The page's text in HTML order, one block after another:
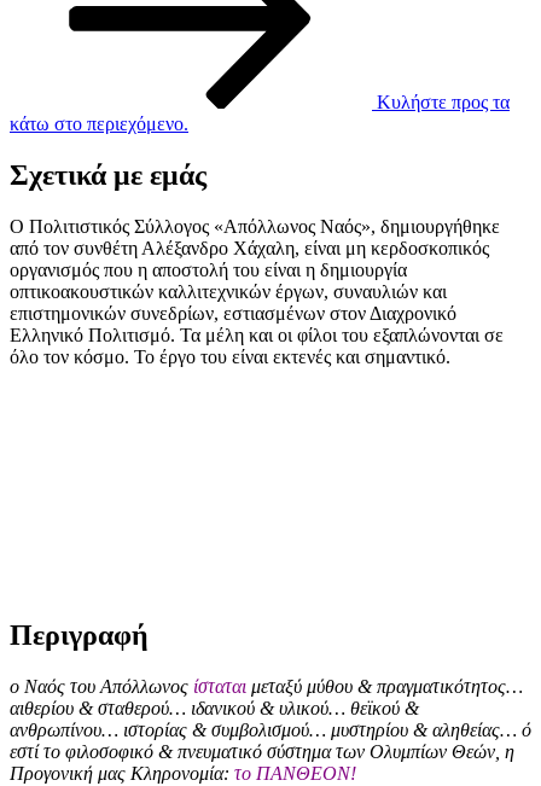
Κυλήστε προς τα
κάτω στο περιεχόμενο.
Σχετικά με εμάς
Ο Πολιτιστικός Σύλλογος «Απόλλωνος Ναός», δημιουργήθηκε
από τον συνθέτη Αλέξανδρο Χάχαλη, είναι μη κερδοσκοπικός
οργανισμός που η αποστολή του είναι η δημιουργία
οπτικοακουστικών καλλιτεχνικών έργων, συναυλιών και
επιστημονικών συνεδρίων, εστιασμένων στον Διαχρονικό
Ελληνικό Πολιτισμό. Τα μέλη και οι φίλοι του εξαπλώνονται σε
όλο τον κόσμο. Το έργο του είναι εκτενές και σημαντικό.
Περιγραφή
ο Ναός του Απόλλωνος ίσταται μεταξύ μύθου & πραγματικότητος…
αιθερίου & σταθερού… ιδανικού & υλικού… θεϊκού &
ανθρωπίνου… ιστορίας & συμβολισμού… μυστηρίου & αληθείας… ό
εστί το φιλοσοφικό & πνευματικό σύστημα των Ολυμπίων Θεών, η
Προγονική μας Κληρονομία: το ΠΑΝΘΕΟΝ!